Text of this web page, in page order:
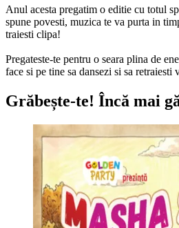
Anul acesta pregatim o editie cu totul
spune povesti, muzica te va purta in
traiesti clipa!
Pregateste-te pentru o seara plina de
face si pe tine sa dansezi si sa retraiesti
Grăbește-te! Încă mai